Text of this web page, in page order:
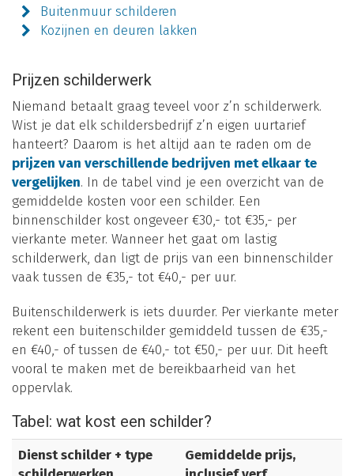
Buitenmuur schilderen
Kozijnen en deuren lakken
Prijzen schilderwerk
Niemand betaalt graag teveel voor z’n schilderwerk.
Wist je dat elk schildersbedrijf z’n eigen uurtarief
hanteert? Daarom is het altijd aan te raden om de
prijzen van verschillende bedrijven met elkaar te
vergelijken. In de tabel vind je een overzicht van de
gemiddelde kosten voor een schilder. Een
binnenschilder kost ongeveer €30,- tot €35,- per
vierkante meter. Wanneer het gaat om lastig
schilderwerk, dan ligt de prijs van een binnenschilder
vaak tussen de €35,- tot €40,- per uur.
Buitenschilderwerk is iets duurder. Per vierkante meter
rekent een buitenschilder gemiddeld tussen de €35,-
en €40,- of tussen de €40,- tot €50,- per uur. Dit heeft
vooral te maken met de bereikbaarheid van het
oppervlak.
Tabel: wat kost een schilder?
Dienst schilder + type
Gemiddelde prijs,